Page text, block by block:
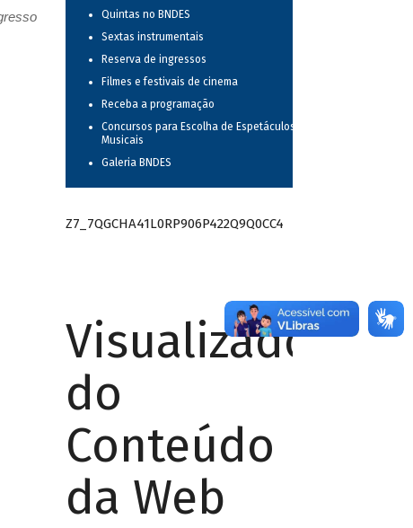
Quintas no BNDES
Sextas instrumentais
Reserva de ingressos
Filmes e festivais de cinema
Receba a programação
Concursos para Escolha de Espetáculos
Musicais
Galeria BNDES
Z7_7QGCHA41L0RP906P422Q9Q0CC4
Visualizador
do
Conteúdo
da Web